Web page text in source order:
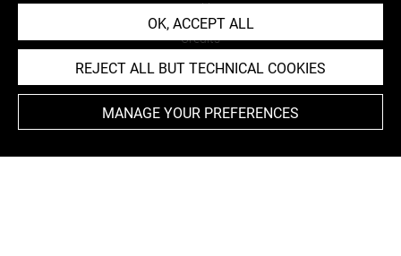
Cookies
Credits
Accessibility : non compliant
OK, ACCEPT ALL
REJECT ALL BUT TECHNICAL COOKIES
MANAGE YOUR PREFERENCES